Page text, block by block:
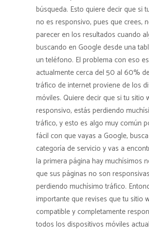
búsqueda. Esto quiere decir que si
no es responsivo, pues que crees,
parecer en los resultados cuando
buscando en Google desde una
un teléfono. El problema con eso
actualmente cerca del 50 al 60%
tráfico de internet proviene de los
móviles. Quiere decir que si tu sitio
responsivo, estás perdiendo
tráfico, y esto es algo muy común
fácil con que vayas a Google,
categoría de servicio y vas a
la primera página hay muchísimos
que sus páginas no son
perdiendo muchísimo tráfico.
importante que revises que tu sitio
compatible y completamente
todos los dispositivos móviles